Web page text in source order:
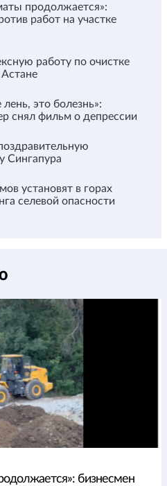
продолжается»:
работ на участке
работу по очистке
лень, это болезнь»:
снял фильм о депрессии
Сингапура
установят в горах
селевой опасности
бизнесмен